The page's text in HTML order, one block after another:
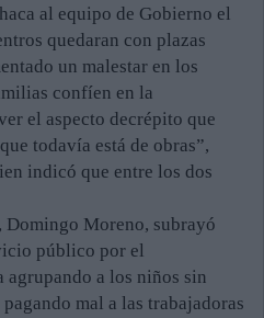
al equipo de Gobierno el
quedaran con plazas
un malestar en los
confíen en la
el aspecto decrépito que
todavía está de obras”,
indicó que entre los dos
Domingo Moreno, subrayó
público por el
agrupando a los niños sin
mal a las trabajadoras